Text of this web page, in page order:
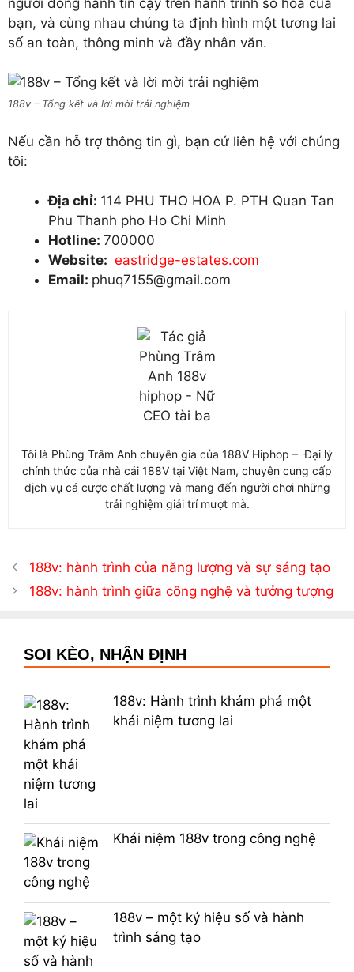
bạn, và cùng nhau chúng ta định hình một tương lai
số an toàn, thông minh và đầy nhân văn.
188v – Tổng kết và lời mời trải nghiệm
Nếu cần hỗ trợ thông tin gì, bạn cứ liên hệ với chúng
tôi:
Địa chỉ: 114 PHU THO HOA P. PTH Quan Tan
Phu Thanh pho Ho Chi Minh
Hotline: 700000
Website: eastridge-estates.com
Email: phuq7155@gmail.com
Tôi là Phùng Trâm Anh chuyên gia của 188V Hiphop – Đại lý
chính thức của nhà cái 188V tại Việt Nam, chuyên cung cấp
dịch vụ cá cược chất lượng và mang đến người chơi những
trải nghiệm giải trí mượt mà.
188v: hành trình của năng lượng và sự sáng tạo
188v: hành trình giữa công nghệ và tưởng tượng
SOI KÈO, NHẬN ĐỊNH
188v: Hành trình khám phá một
khái niệm tương lai
Khái niệm 188v trong công nghệ
188v – một ký hiệu số và hành
trình sáng tạo